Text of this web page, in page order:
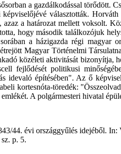
a gazdálkodással
választották.
a határozat mellett voksolt.
hogy második találkozójuk
a házigazda régi
Magyar Történelmi
közéleti aktivitását
fejlődését politikusi
építésében". Az ő
kortesnóta-töredék:
A polgármesteri hivatal
44. évi országgyűlés idejéből. In:
p. 5.